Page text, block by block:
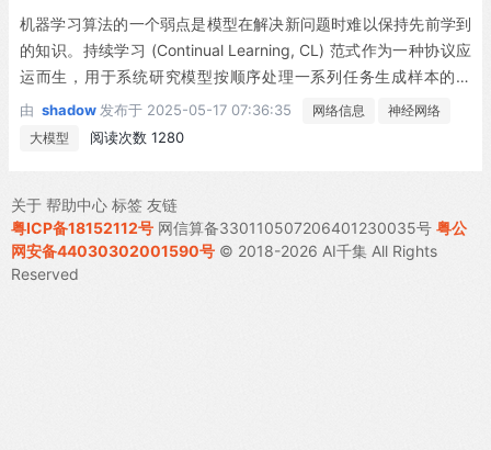
机器学习算法的一个弱点是模型在解决新问题时难以保持先前学到
的知识。持续学习 (Continual Learning, CL) 范式作为一种协议应
运而生，用于系统研究模型按顺序处理一系列任务生成样本的场
景。本文采用任务无关的持续学习视角，提出了一种分层信息论最
优性准则，在学习和遗忘之间实现平衡。我们从贝叶斯角度探讨这
s) 的神经网络层，通过受门控策略调控的网络信息处理路径来缓解
遗忘问题。由于采用基于通用效用函数的普适性表述，该最优性准
则可应用于监督学习、强化学习和生成建模等多种学习场景。我们
由 shadow 发布于 2025-05-17 07:36:35 网络信息
神经网络
大模型
阅读次数 1280
关于 帮助中心 标签 友链
粤ICP备18152112号 网信算备330110507206401230035号 粤公
网安备44030302001590号 © 2018-2026 AI千集 All Rights
Reserved